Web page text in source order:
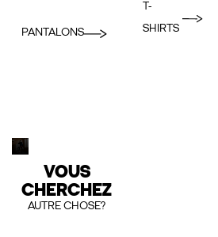
PANTALONS
T-
SHIRTS
VOUS
CHERCHEZ
AUTRE CHOSE?